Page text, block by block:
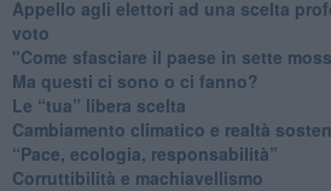
​Appello agli elettori ad una scelta
voto
"Come sfasciare il paese in sette
​Ma questi ci sono o ci fanno?
​Le “tua” libera scelta
Cambiamento climatico e realtà
“Pace, ecologia, responsabilità”
​Corruttibilità e machiavellismo